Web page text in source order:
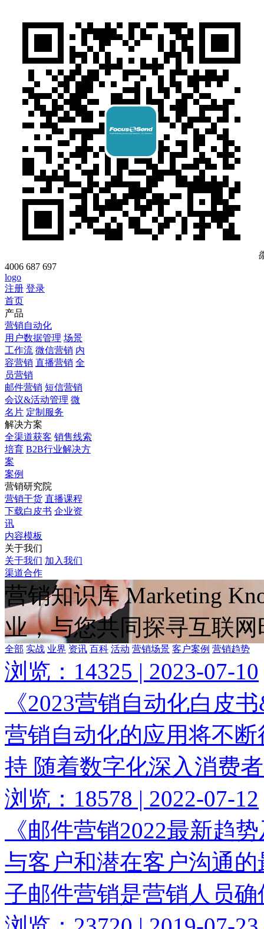
4006 687 697
logo
注册 登录
首页
产品
营销自动化
用户数据管理 场景
工作流 微信营销 内
容营销 直播营销 全
员营销
邮件营销 短信营销
会议&活动管理 微
名片 定制服务
解决方案
全渠道获客 销售线索
培育 B2B行业解决方
案
案例
营销研究院
营销干货 直播课程
下载白皮书 企业资
讯
内容模板
关于我们
关于我们 加入我们
渠道合作
营销知识库 Marketing
业，与您共同探寻互联
全部 实战 业界 资讯 百科 活动 营销场景 客户案例 营销趋势
浏览：14325 | 2023-07-10
《2023营销自动化白皮
营销自动化的应用将不
持 随着数字化深入消费
浏览：18578 | 2022-07-12
《邮件营销2022最新趋
与客户和潜在客户沟通
子邮件营销是营销人员